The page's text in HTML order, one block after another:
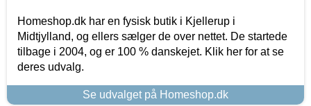
Homeshop.dk har en fysisk butik i Kjellerup i
Midtjylland, og ellers sælger de over nettet. De startede
tilbage i 2004, og er 100 % danskejet. Klik her for at se
deres udvalg.
Se udvalget på Homeshop.dk